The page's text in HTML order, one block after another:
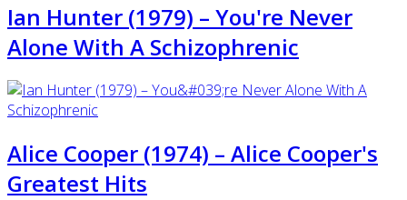
Ian Hunter (1979) – You're Never
Alone With A Schizophrenic
Alice Cooper (1974) – Alice Cooper's
Greatest Hits